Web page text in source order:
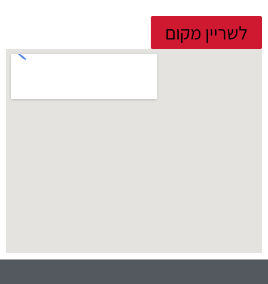
לשריין מקום